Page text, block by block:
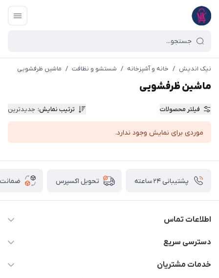
نیک اندیش / خانه و آشپزخانه / شستشو و نظافت / ماشین ظرفشویی
ماشین ظرفشویی
فیلتر محصولات ترتیب نمایش: جدیدترین
موردی برای نمایش وجود ندارد.
پشتیبانی ۲۴ ساعته تحویل اکسپرس ضمانت
اطلاعات تماس
02177111474
دسترسی سریع
حساب کاربری
خدمات مشتریان